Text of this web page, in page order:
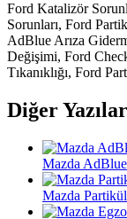
Ford Katalizör
Sorunları, Ford
AdBlue Arıza
Değişimi, Ford
Tıkanıklığı, Ford
Diğer Yazılar
Mazda AdBlue
Mazda